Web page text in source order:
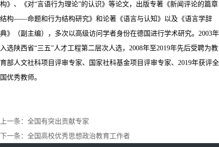
构》、《对“言语行为理论”的认识》等论文，出版专著《新闻评论的篇章
结构——命题和行为结构研究》和论著《语言与认知》以及《语言学辞
典》（副主编），多次以高级访问学者身份在德国进行学术研究。2003年
入选陕西省“三五”人才工程第二层次人选，2008年至2019年先后受聘为教
育部人文社科项目评审专家、国家社科基金项目评审专家、2019年获评全
国优秀教师。
上一条：全国有突出贡献专家
下一条：全国高校优秀思想政治教育工作者